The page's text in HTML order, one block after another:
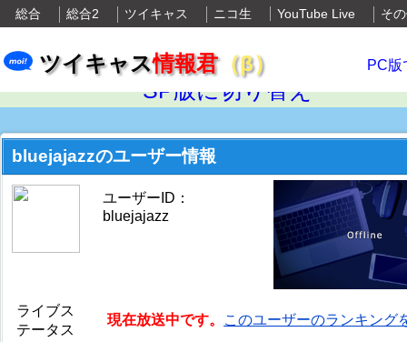
総合 総合2 ツイキャス ニコ生 YouTube Live そ
ツイキャス情報君（β） PC版
SP版に切り替え
bluejajazzのユーザー情報
ユーザーID：
bluejajazz
ライブス
テータス
現在放送中です。 このユーザーのランキング